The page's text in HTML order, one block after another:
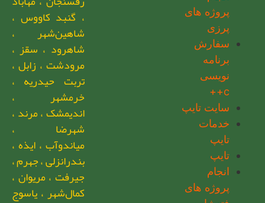
پروژه های
پرزی
سفارش
برنامه
نویسی
c++
سایت تایپ
خدمات
تایپ
تایپ
انجام
پروژه های
، گنبد کاووس ،
شاهین‌شهر ،
شاهرود ، سقز ،
مرودشت ، زابل ،
تربت حیدریه ،
خرمشهر ،
اندیمشک ، مرند ،
شهرضا ،
میاندوآب ، ایذه ،
بندرانزلی ، جهرم ،
جیرفت ، مریوان ،
کمال‌شهر ، یاسوج